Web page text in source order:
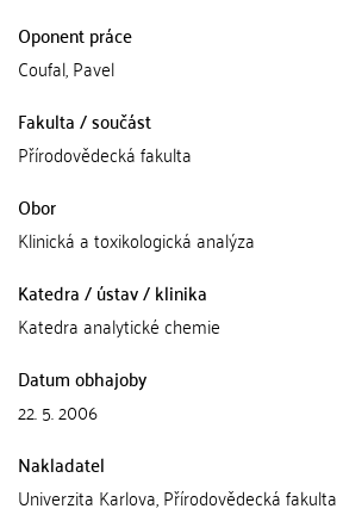
Oponent práce
Coufal, Pavel
Fakulta / součást
Přírodovědecká fakulta
Obor
Klinická a toxikologická analýza
Katedra / ústav / klinika
Katedra analytické chemie
Datum obhajoby
22. 5. 2006
Nakladatel
Univerzita Karlova, Přírodovědecká fakulta